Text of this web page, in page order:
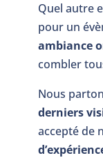
Quel autre
pour un
ambiance
combler
Nous
derniers
accepté de